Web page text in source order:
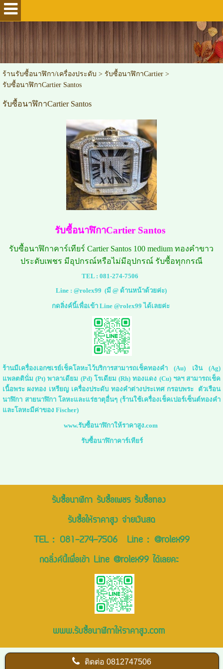
ร้านรับซื้อนาฬิกา/เครื่องประดับ > รับซื้อนาฬิกาCartier>
รับซื้อนาฬิกาCartier Santos
รับซื้อนาฬิกาCartier Santos
รับซื้อนาฬิกาCartier Santos
รับซื้อนาฬิกาคาร์เทียร์ Cartier Santos 100 medium ทองคำขาว
ประดับเพชร มีอุปกรณ์หรือไม่มีอุปกรณ์ รับซื้อทุกกรณี
TEL : 081-274-7506
Line :@rolex99 (มี @ ด้านหน้าด้วยค่ะ)
กดลิ่งค์นี้เพื่อเข้า Line @rolex99 ได้เลยค่ะ
ร้านมีเครื่องเอกซเรย์เช็คโลหะไว้บริการสามารถเช็คทองคำ (Au) เงิน (Ag)
แพลตตินั่ม (Pt) พาลาเดียม (Pd) โรเดียม (Rh) ทองแดง (Cu) ฯลฯ สามารถเช็ค
เนื้อพระ ผงทอง เหรียญ เครื่องประดับ ทองคำต่างประเทศ กรอบพระ ตัวเรือน
นาฬิกา สายนาฬิกา โลหะและแร่ธาตุอื่นๆ (ร้านใช้เครื่องเช็คเปอร์เซ็นต์ทองคำ
และโลหะมีค่าของ Fischer)
www.รับซื้อนาฬิกาให้ราคาสูง.com
รับซื้อนาฬิกาคาร์เทียร์
รับซื้อนาฬิกา รับซื้อเพชร รับซื้อทอง
รับซื้อให้ราคาสูง จ่ายเงินสด
TEL : 081-274-7506Line : @rolex99
กดลิ่งค์นี้เพื่อเข้า Line @rolex99 ได้เลยคะ
www.รับซื้อนาฬิกาให้ราคาสูง.com
ติดต่อ0812747506